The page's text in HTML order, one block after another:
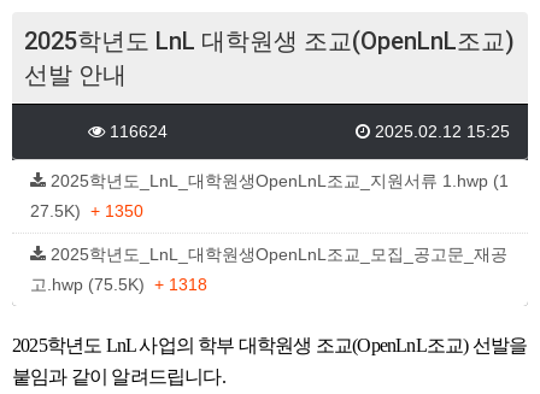
2025학년도 LnL 대학원생 조교(OpenLnL조교)
선발 안내
116624 2025.02.12 15:25
2025학년도_LnL_대학원생OpenLnL조교_지원서류 1.hwp (1
27.5K) + 1350
2025학년도_LnL_대학원생OpenLnL조교_모집_공고문_재공
고.hwp (75.5K) + 1318
2025학년도 LnL 사업의 학부 대학원생 조교(OpenLnL조교) 선발을
붙임과 같이 알려드립니다.